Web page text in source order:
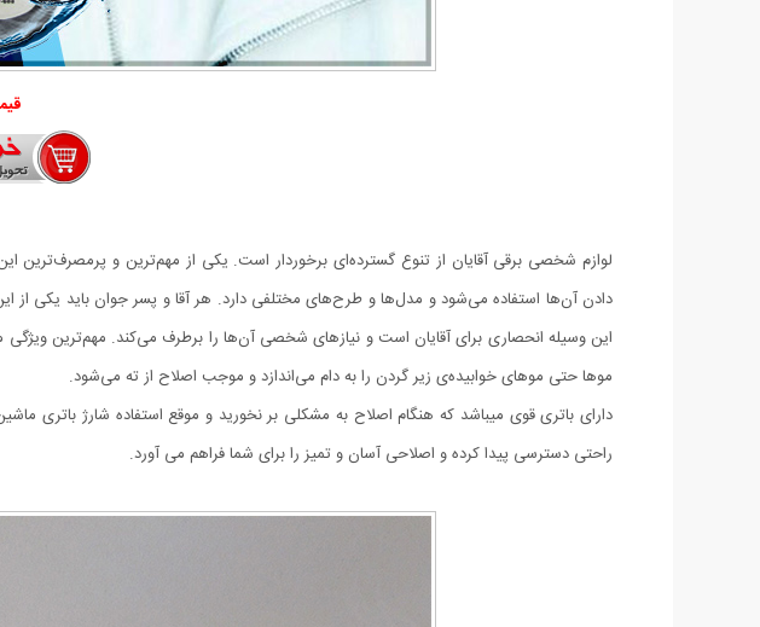
لوازم شخصی برقی آقایان از تنوع گسترده‌ای برخوردار است. یکی از مهم‌ترین و
دادن آن‌ها استفاده می‌شود و مدل‌ها و طرح‌های مختلفی دارد. هر آقا و پسر جوان باید یکی از
موها حتی موهای خوابیده‌ی زیر گردن را به دام می‌اندازد و موجب اصلاح از ته می‌شود.
دارای باتری قوی میباشد که هنگام اصلاح به مشکلی بر نخورید و موقع استفاده شارژ باتری
راحتی دسترسی پیدا کرده و اصلاحی آسان و تمیز را برای شما فراهم می آورد.